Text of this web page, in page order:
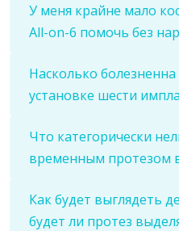
У меня крайне мало
All-on-6 помочь без
Насколько
установке шести
Что категорически
временным протезом
Как будет выглядеть
будет ли протез